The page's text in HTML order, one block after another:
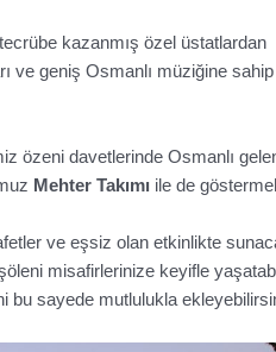
kazanmış özel üstatlardan
ve geniş Osmanlı müziğine sahip
özeni davetlerinde Osmanlı
Mehter Takımı ile de
ve eşsiz olan etkinlikte
misafirlerinize keyifle
bu sayede mutlulukla